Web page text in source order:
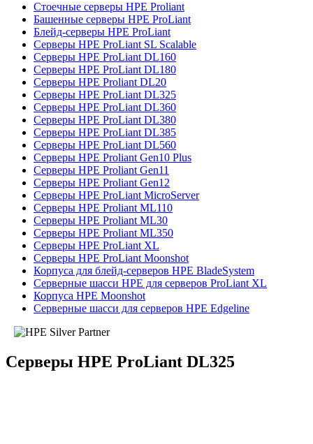
Стоечные серверы HPE Proliant
Башенные серверы HPE ProLiant
Блейд-серверы HPE ProLiant
Серверы HPE ProLiant SL Scalable
Серверы HPE ProLiant DL160
Серверы HPE ProLiant DL180
Серверы HPE Proliant DL20
Серверы HPE ProLiant DL325
Серверы HPE ProLiant DL360
Серверы HPE ProLiant DL380
Серверы HPE ProLiant DL385
Серверы HPE ProLiant DL560
Серверы HPE Proliant Gen10 Plus
Серверы HPE Proliant Gen11
Серверы HPE Proliant Gen12
Серверы HPE ProLiant MicroServer
Серверы HPE Proliant ML110
Серверы HPE Proliant ML30
Серверы HPE Proliant ML350
Серверы HPE ProLiant XL
Серверы HPE ProLiant Moonshot
Корпуса для блейд-серверов HPE BladeSystem
Серверные шасси HPE для серверов ProLiant XL
Корпуса HPE Moonshot
Серверные шасси для серверов HPE Edgeline
Серверы HPE ProLiant DL325